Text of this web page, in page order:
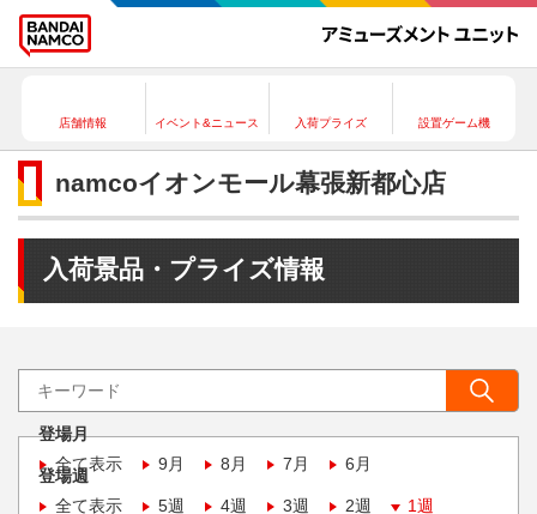
店舗情報 イベント&ニュース 入荷プライズ 設置ゲーム機
namcoイオンモール幕張新都心店
入荷景品・プライズ情報
登場月
全て表示
9月 8月 7月 6月
登場週
全て表示
5週 4週 3週 2週 1週